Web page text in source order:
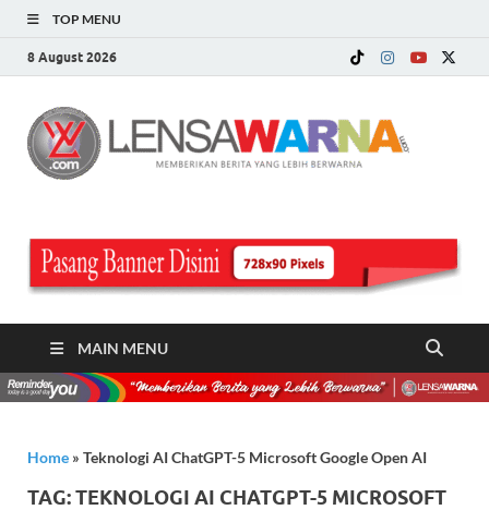
TOP MENU
8 August 2026
MAIN MENU
Home » Teknologi AI ChatGPT-5 Microsoft Google Open AI
TAG:TEKNOLOGI AI CHATGPT-5 MICROSOFT